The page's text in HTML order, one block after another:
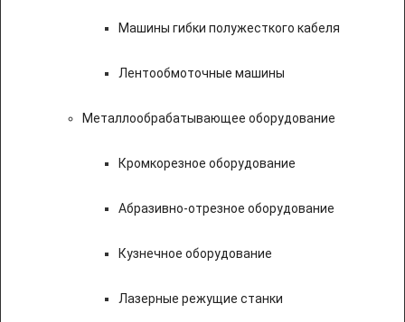
Машины гибки полужесткого кабеля
Лентообмоточные машины
Металлообрабатывающее оборудование
Кромкорезное оборудование
Абразивно-отрезное оборудование
Кузнечное оборудование
Лазерные режущие станки